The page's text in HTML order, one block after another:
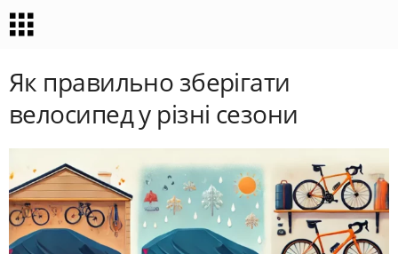
Як правильно зберігати
велосипед у різні сезони